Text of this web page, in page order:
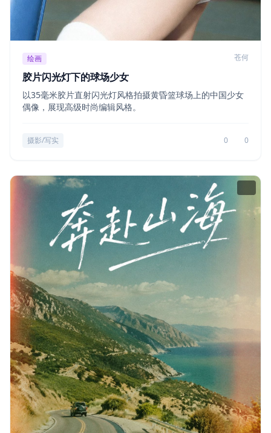
绘画 苍何
胶片闪光灯下的球场少女
以35毫米胶片直射闪光灯风格拍摄黄昏篮球场上的中国少女
偶像，展现高级时尚编辑风格。
摄影/写实 0 0